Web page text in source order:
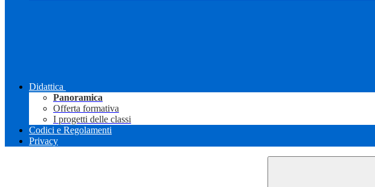
Didattica
Panoramica
Offerta formativa
I progetti delle classi
Codici e Regolamenti
Privacy